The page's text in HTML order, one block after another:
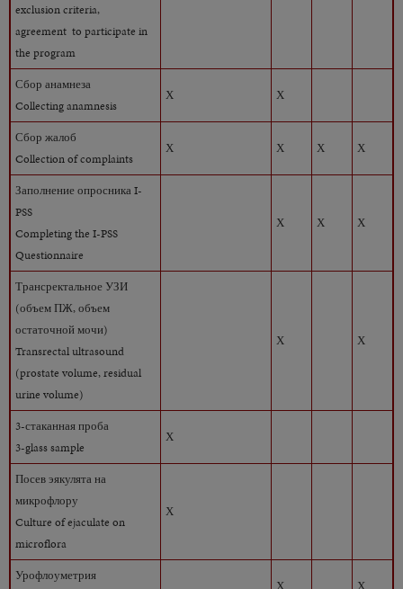
exclusion criteria,
agreement to participate in
the program
Сбор анамнеза
Collecting anamnesis
Х Х
Сбор жалоб
Collection of complaints
Х Х Х Х
Заполнение опросника I-
PSS
Completing the I-PSS
Questionnaire
Х Х Х
Трансректальное УЗИ
(объем ПЖ, объем
остаточной мочи)
Transrectal ultrasound
(prostate volume, residual
urine volume)
Х Х
3-стаканная проба
3-glass sample
Х
Посев эякулята на
микрофлору
Culture of ejaculate on
microflora
Х
Урофлоуметрия